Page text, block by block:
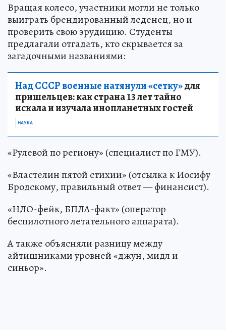
Вращая колесо, участники могли не только
выиграть брендированный леденец, но и
проверить свою эрудицию. Студенты
предлагали отгадать, кто скрывается за
загадочными названиями:
Над СССР военные натянули «сетку»для
пришельцев: как страна 13 лет тайно
искала и изучала инопланетных гостей
НАУКА
«Рулевой по региону» (специалист по ГМУ).
«Властелин пятой стихии» (отсылка к Иосифу
Бродскому, правильный ответ — финансист).
«НЛО-фейк, БПЛА-факт» (оператор
беспилотного летательного аппарата).
А также объясняли разницу между
айтишниками уровней «джун, мидл и
синьор».